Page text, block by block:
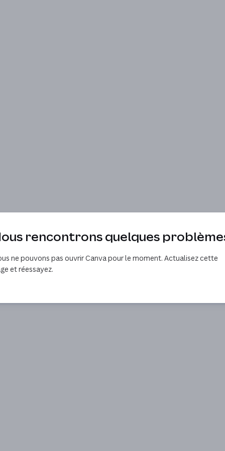
rencontrons quelques
ne pouvons pas ouvrir Canva pour le moment. Actualisez cette
et réessayez.